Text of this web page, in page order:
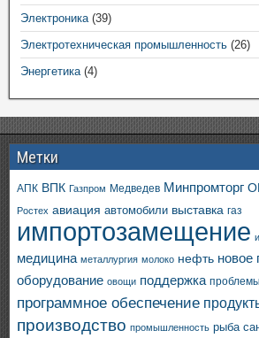
Электроника(39)
Электротехническая промышленность (26)
Энергетика(4)
Метки
АПК ВПК Газпром Медведев Минпромторг
Ростех авиация автомобили выставка газ
импортозамещение
медицина металлургия молоко нефть новое
оборудование овощи поддержка проблемы
программное обеспечение
производство промышленность рыба